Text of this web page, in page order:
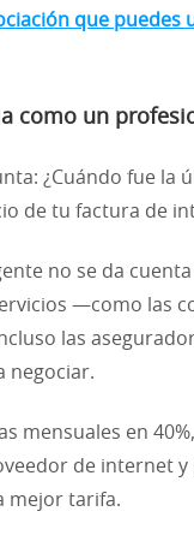
que puedes
como un
¿Cuándo fue la
de tu factura de
no se da
—como las
las
negociar.
mensuales en
de internet
mejor tarifa.